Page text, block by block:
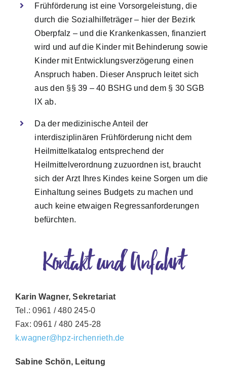
Frühförderung ist eine Vorsorgeleistung, die
durch die Sozialhilfeträger – hier der Bezirk
Oberpfalz – und die Krankenkassen, finanziert
wird und auf die Kinder mit Behinderung sowie
Kinder mit Entwicklungsverzögerung einen
Anspruch haben. Dieser Anspruch leitet sich
aus den §§ 39 – 40 BSHG und dem § 30 SGB
IX ab.
Da der medizinische Anteil der
interdisziplinären Frühförderung nicht dem
Heilmittelkatalog entsprechend der
Heilmittelverordnung zuzuordnen ist, braucht
sich der Arzt Ihres Kindes keine Sorgen um die
Einhaltung seines Budgets zu machen und
auch keine etwaigen Regressanforderungen
befürchten.
Kontakt und Anfahrt
Karin Wagner, Sekretariat
Tel.: 0961 / 480 245-0
Fax: 0961 / 480 245-28
k.wagner@hpz-irchenrieth.de
Sabine Schön, Leitung